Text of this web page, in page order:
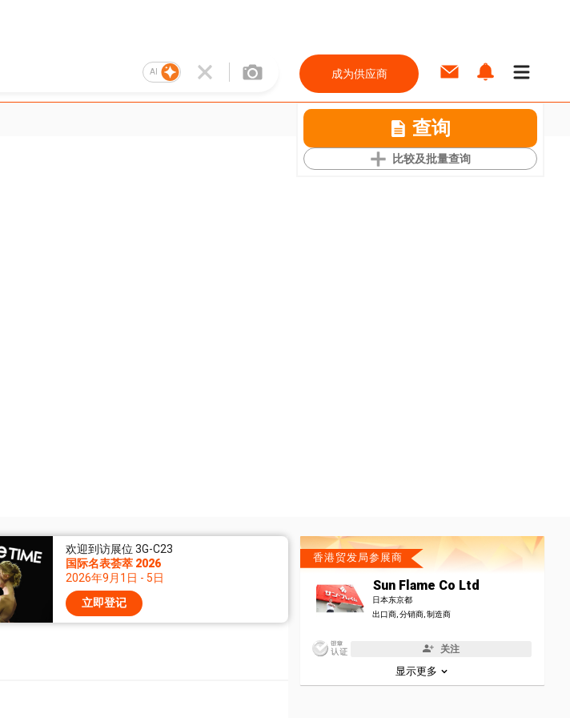
AI 成为供应商
查询
比较及批量查询
欢迎到访展位 3G-C23
国际名表荟萃 2026
2026年9月1日 - 5日
立即登记
香港贸发局参展商
Sun Flame Co Ltd
日本东京都
出口商, 分销商, 制造商
关注
显示更多